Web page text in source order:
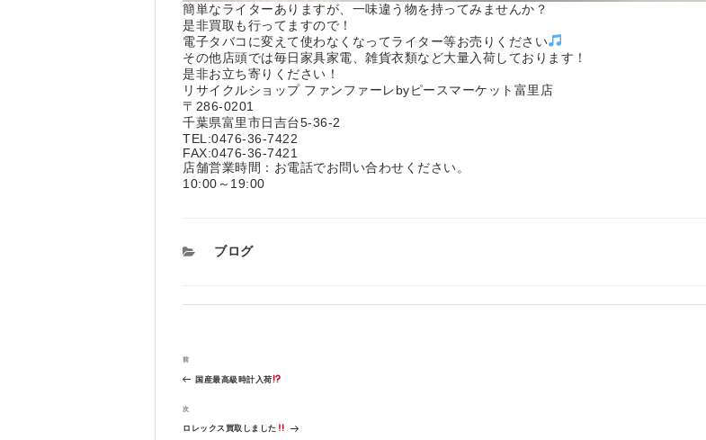
簡単なライターありますが、一味違う物を持ってみませんか？
是非買取も行ってますので！
電子タバコに変えて使わなくなってライター等お売りください
その他店頭では毎日家具家電、雑貨衣類など大量入荷しております！
是非お立ち寄りください！
リサイクルショップ ファンファーレbyピースマーケット富里店
〒286-0201
千葉県富里市日吉台5-36-2
TEL:0476-36-7422
FAX:0476-36-7421
店舗営業時間：お電話でお問い合わせください。
10:00～19:00
カ
ブログ
稿
ナ
ゲ
ー
過
去
投
稿
前
国産最高級時計入荷
次
の
次
ロレックス買取しました